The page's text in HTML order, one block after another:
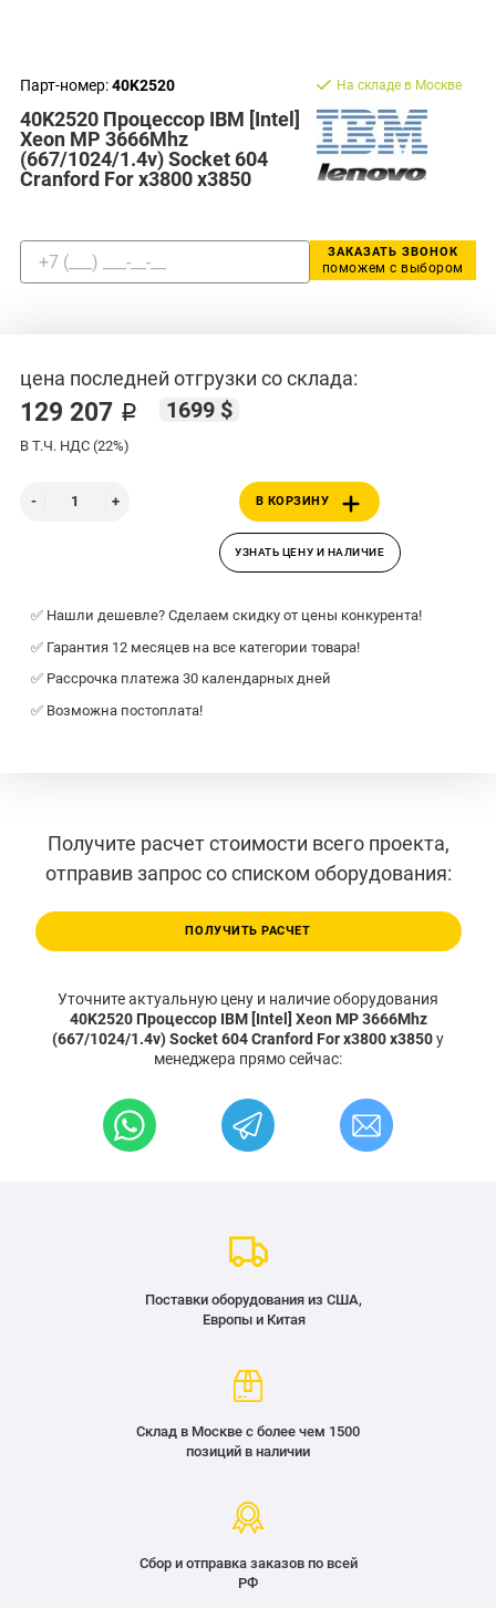
Парт-номер:40K2520
40K2520 Процессор IBM [Intel]
Xeon MP 3666Mhz
(667/1024/1.4v) Socket 604
Cranford For x3800 x3850
На складе в Москве
ЗАКАЗАТЬ ЗВОНОК
поможем с выбором
цена последней отгрузки со склада:
129 207 ₽ 1699 $
В Т.Ч. НДС (22%)
В КОРЗИНУ
УЗНАТЬ ЦЕНУ И НАЛИЧИЕ
✅ Нашли дешевле? Сделаем скидку от цены конкурента!
✅ Гарантия 12 месяцев на все категории товара!
✅ Рассрочка платежа 30 календарных дней
✅ Возможна постоплата!
Получите расчет стоимости всего проекта,
отправив запрос со списком оборудования:
ПОЛУЧИТЬ РАСЧЕТ
Уточните актуальную цену и наличие оборудования
40K2520 Процессор IBM [Intel] Xeon MP 3666Mhz
(667/1024/1.4v) Socket 604 Cranford For x3800 x3850у
менеджера прямо сейчас:
Поставки оборудования из США,
Европы и Китая
Склад в Москве с более чем 1500
позиций в наличии
Сбор и отправка заказов по всей
РФ